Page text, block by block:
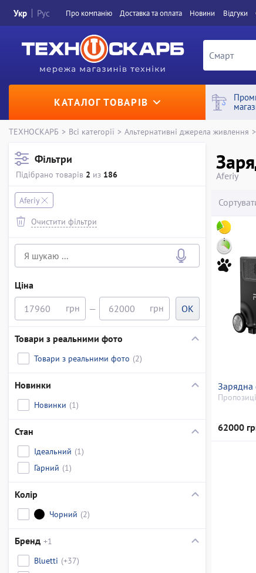
Укр Рус Про компанiю Доставка та оплата Новини Вiдгуки
КАТАЛОГ ТОВАРІВ
ТЕХНОСКАРБ > Всі категорії > Альтернативні джерела живлення >
Фільтри
Підібрано товарів 2 из 186
Aferiy
Очистити фільтри
Ціна
—
OK
Товари з реальними фото
Товари з реальними фото (2)
Новинки
Новинки (1)
Стан
Ідеальний (1)
Гарний (1)
Колір
Чорний (2)
Бренд +1
Bluetti (+37)
Aferiy
Зарядна
62000